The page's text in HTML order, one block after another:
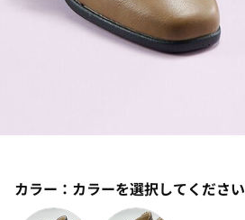
カラー： カラーを選択してください